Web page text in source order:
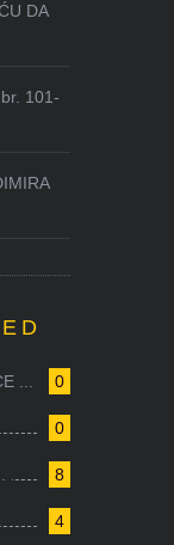
DA
101-
0
...
0
8
4